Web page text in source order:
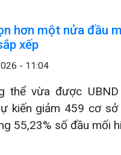
hơn một nửa đầu
xếp
- 11:04
thể vừa được
kiến giảm 459 cơ
55,23% số đầu mối